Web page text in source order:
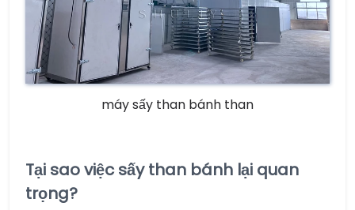
máy sấy than bánh than
Tại sao việc sấy than bánh lại quan
trọng?